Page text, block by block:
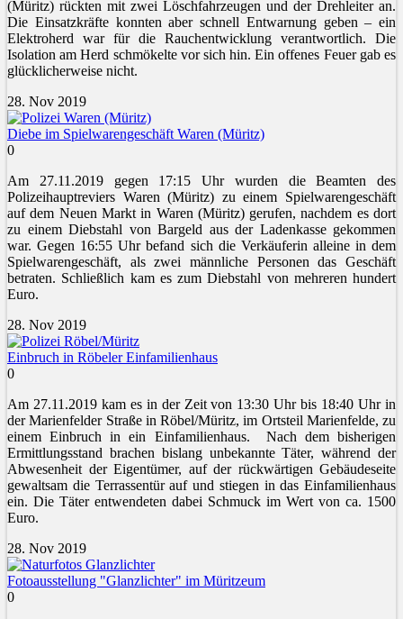
(Müritz) rückten mit zwei Löschfahrzeugen und der Drehleiter an.
Die Einsatzkräfte konnten aber schnell Entwarnung geben – ein
Elektroherd war für die Rauchentwicklung verantwortlich. Die
Isolation am Herd schmökelte vor sich hin. Ein offenes Feuer gab es
glücklicherweise nicht.
28. Nov 2019
Diebe im Spielwarengeschäft Waren (Müritz)
0
Am 27.11.2019 gegen 17:15 Uhr wurden die Beamten des
Polizeihauptreviers Waren (Müritz) zu einem Spielwarengeschäft
auf dem Neuen Markt in Waren (Müritz) gerufen, nachdem es dort
zu einem Diebstahl von Bargeld aus der Ladenkasse gekommen
war. Gegen 16:55 Uhr befand sich die Verkäuferin alleine in dem
Spielwarengeschäft, als zwei männliche Personen das Geschäft
betraten. Schließlich kam es zum Diebstahl von mehreren hundert
Euro.
28. Nov 2019
Einbruch in Röbeler Einfamilienhaus
0
Am 27.11.2019 kam es in der Zeit von 13:30 Uhr bis 18:40 Uhr in
der Marienfelder Straße in Röbel/Müritz, im Ortsteil Marienfelde, zu
einem Einbruch in ein Einfamilienhaus. Nach dem bisherigen
Ermittlungsstand brachen bislang unbekannte Täter, während der
Abwesenheit der Eigentümer, auf der rückwärtigen Gebäudeseite
gewaltsam die Terrassentür auf und stiegen in das Einfamilienhaus
ein. Die Täter entwendeten dabei Schmuck im Wert von ca. 1500
Euro.
28. Nov 2019
Fotoausstellung "Glanzlichter" im Müritzeum
0